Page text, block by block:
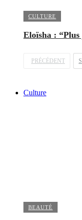
CULTURE
Eloïsha : “Plus
PRÉCÉDENT
Culture
BEAUTÉ